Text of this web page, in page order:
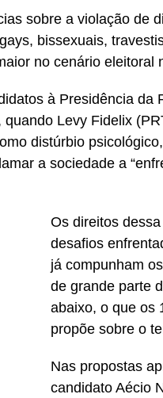
sobre a violação de
bissexuais,
no cenário eleitoral
à Presidência da
Levy Fidelix
distúrbio
a sociedade a
Os direitos
desafios
já compunham
de grande parte
abaixo, o que os
propõe sobre o
Nas propostas
candidato Aécio